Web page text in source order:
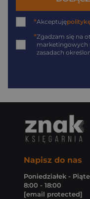
*Akceptuję
*Zgadzam się na
marketingowych
zasadach
Napisz do nas
Poniedziałek -
8:00 - 18:00
[email protected]